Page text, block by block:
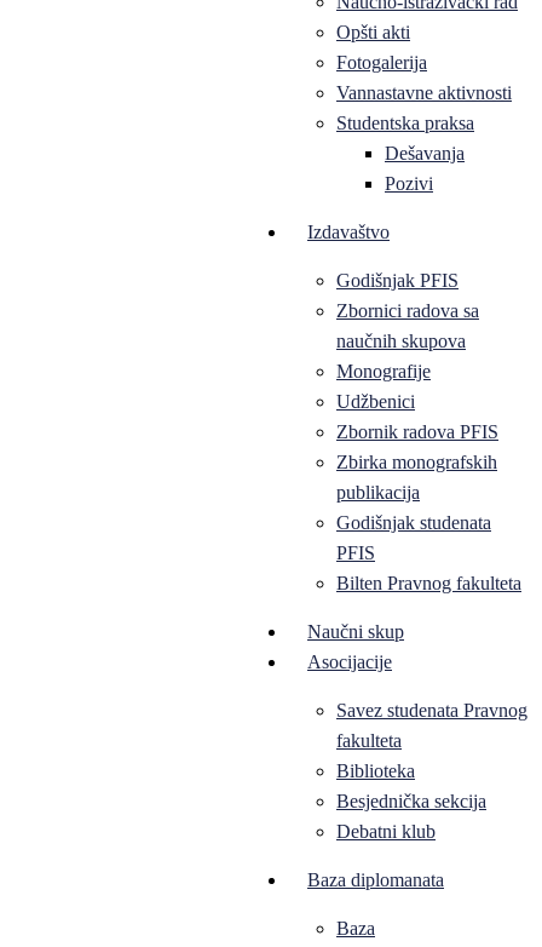
Opšti akti
Fotogalerija
Vannastavne aktivnosti
Studentska praksa
Dešavanja
Pozivi
Izdavaštvo
Godišnjak PFIS
Zbornici radova sa
naučnih skupova
Monografije
Udžbenici
Zbornik radova PFIS
Zbirka monografskih
publikacija
Godišnjak studenata
PFIS
Bilten Pravnog fakulteta
Naučni skup
Asocijacije
Savez studenata Pravnog
fakulteta
Biblioteka
Besjednička sekcija
Debatni klub
Baza diplomanata
Baza